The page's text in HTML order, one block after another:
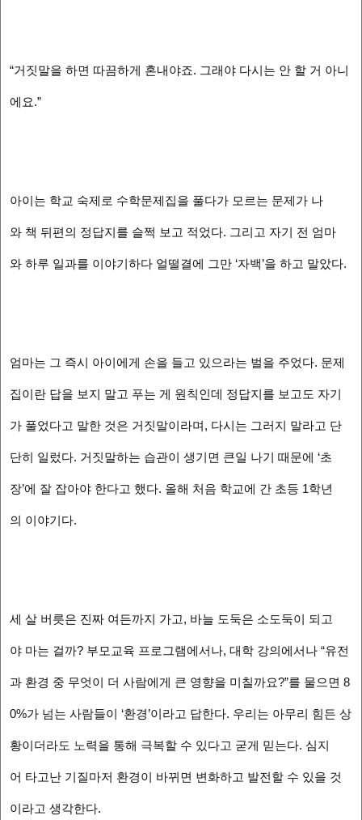
“거짓말을 하면 따끔하게 혼내야죠. 그래야 다시는 안 할 거 아니
에요.”
아이는 학교 숙제로 수학문제집을 풀다가 모르는 문제가 나
와 책 뒤편의 정답지를 슬쩍 보고 적었다. 그리고 자기 전 엄마
와 하루 일과를 이야기하다 얼떨결에 그만 ‘자백’을 하고 말았다.
엄마는 그 즉시 아이에게 손을 들고 있으라는 벌을 주었다. 문제
집이란 답을 보지 말고 푸는 게 원칙인데 정답지를 보고도 자기
가 풀었다고 말한 것은 거짓말이라며, 다시는 그러지 말라고 단
단히 일렀다. 거짓말하는 습관이 생기면 큰일 나기 때문에 ‘초
장’에 잘 잡아야 한다고 했다. 올해 처음 학교에 간 초등 1학년
의 이야기다.
세 살 버릇은 진짜 여든까지 가고, 바늘 도둑은 소도둑이 되고
야 마는 걸까? 부모교육 프로그램에서나, 대학 강의에서나 “유전
과 환경 중 무엇이 더 사람에게 큰 영향을 미칠까요?”를 물으면 8
0%가 넘는 사람들이 ‘환경’이라고 답한다. 우리는 아무리 힘든 상
황이더라도 노력을 통해 극복할 수 있다고 굳게 믿는다. 심지
어 타고난 기질마저 환경이 바뀌면 변화하고 발전할 수 있을 것
이라고 생각한다.